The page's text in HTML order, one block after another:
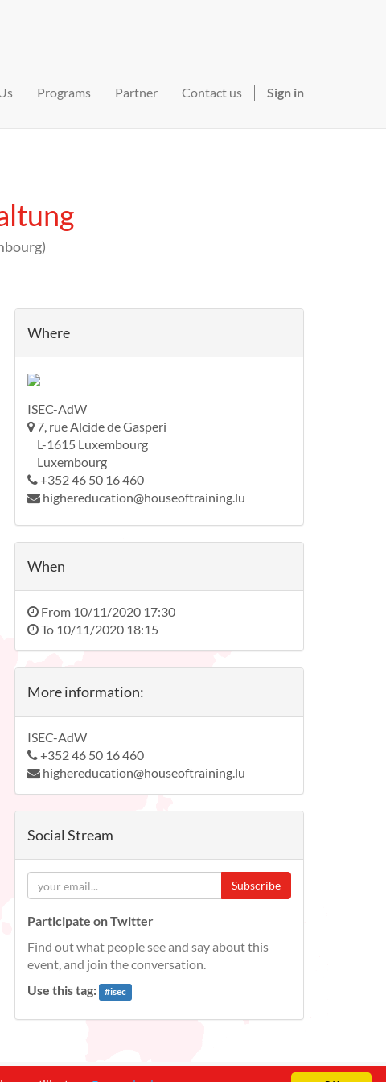
Programs Partner Contact us Sign in
)
Where
ISEC-AdW
7, rue Alcide de Gasperi
L-1615 Luxembourg
Luxembourg
+352 46 50 16 460
highereducation@houseoftraining.lu
When
From 10/11/2020 17:30
To 10/11/2020 18:15
More information:
ISEC-AdW
+352 46 50 16 460
highereducation@houseoftraining.lu
Social Stream
Subscribe
Participate on Twitter
Find out what people see and say about this
event, and join the conversation.
Use this tag:
#isec